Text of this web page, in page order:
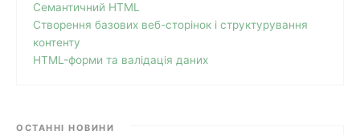
Семантичний HTML
Створення базових веб-сторінок і структурування
контенту
HTML-форми та валідація даних
ОСТАННІ НОВИНИ